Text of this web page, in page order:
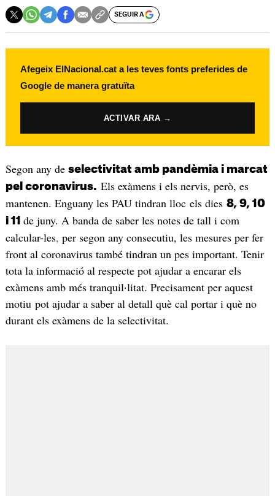
SEGUIR A
Afegeix ElNacional.cat a les teves fonts preferides de
Google de manera gratuïta
ACTIVAR ARA →
Segon any de selectivitat amb pandèmia i marcat
pel coronavirus. Els exàmens i els nervis, però, es
mantenen. Enguany les PAU tindran lloc els dies 8, 9, 10
i 11 de juny. A banda de saber les notes de tall i com
calcular-les, per segon any consecutiu, les mesures per fer
front al coronavirus també tindran un pes important. Tenir
tota la informació al respecte pot ajudar a encarar els
exàmens amb més tranquil·litat. Precisament per aquest
motiu pot ajudar a saber al detall què cal portar i què no
durant els exàmens de la selectivitat.